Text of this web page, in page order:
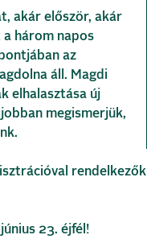
akár először, akár
három napos
az
áll. Magdi
elhalasztása új
megismerjük,
rendelkezők
23. éjfél!